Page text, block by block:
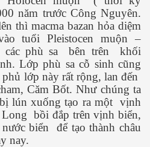
năm trước Công Nguyên.
thì macma bazan hỏa diệm
tuổi Pleistocen muộn –
phù sa
bên trên
khối
Lớp phù sa cỗ sinh cũng
lớp này rất rộng, lan đến
Căm Bốt. Như chúng ta
lún xuống tạo ra một vịnh
bồi đắp trên vịnh biển,
biển
để tạo thành châu
nay.